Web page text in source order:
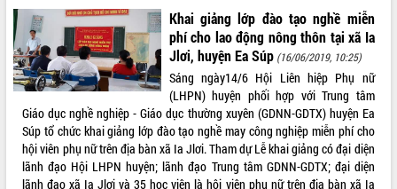
ĐIỂM TIN VĂN BẢN
QUY HOẠCH - KẾ HOẠCH
Khai giảng lớp đào tạo nghề miễn
phí cho lao động nông thôn tại xã Ia
Jlơi, huyện Ea Súp (16/06/2019, 10:25)
Sáng ngày14/6 Hội Liên hiệp Phụ nữ
(LHPN) huyện phối hợp với Trung tâm
Giáo dục nghề nghiệp - Giáo dục thường xuyên (GDNN-GDTX) huyện Ea
Súp tổ chức khai giảng lớp đào tạo nghề may công nghiệp miễn phí cho
hội viên phụ nữ trên địa bàn xã Ia Jlơi. Tham dự Lễ khai giảng có đại diện
lãnh đạo Hội LHPN huyện; lãnh đạo Trung tâm GDNN-GDTX; đại diện
lãnh đạo xã Ia Jlơi và 35 học viên là hội viên phụ nữ trên địa bàn xã Ia